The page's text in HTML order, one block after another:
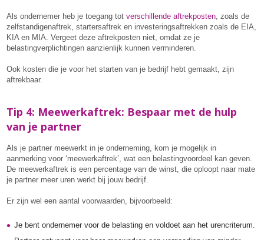
Als ondernemer heb je toegang totverschillende aftrekposten , zoals de
zelfstandigenaftrek, startersaftrek en investeringsaftrekken zoals de EIA,
KIA en MIA. Vergeet deze aftrekposten niet, omdat ze je
belastingverplichtingen aanzienlijk kunnen verminderen.
Ook kosten die je voor het starten van je bedrijf hebt gemaakt, zijn
aftrekbaar.
Tip 4: Meewerkaftrek: Bespaar met de hulp
van je partner
Als je partner meewerkt in je onderneming, kom je mogelijk in
aanmerking voor ‘meewerkaftrek’, wat een belastingvoordeel kan geven.
De meewerkaftrek is een percentage van de winst, die oploopt naar mate
je partner meer uren werkt bij jouw bedrijf.
Er zijn wel een aantal voorwaarden, bijvoorbeeld:
Je bent ondernemer voor de belasting en voldoet aan het urencriterum.